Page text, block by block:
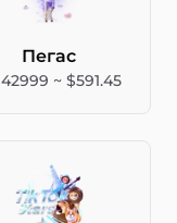
Пегас
42999 ~ $591.45